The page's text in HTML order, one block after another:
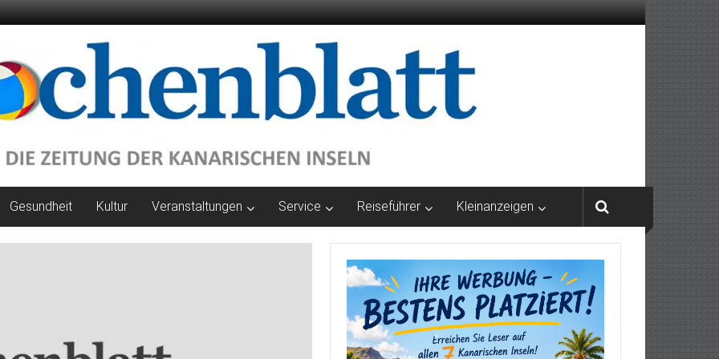
Gesundheit Kultur Veranstaltungen Service Reiseführer Kleinanzeigen